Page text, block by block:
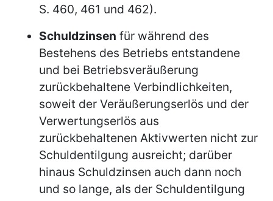
S. 460, 461 und 462).
Schuldzinsen für während des
Bestehens des Betriebs entstandene
und bei Betriebsveräußerung
zurückbehaltene Verbindlichkeiten,
soweit der Veräußerungserlös und der
Verwertungserlös aus
zurückbehaltenen Aktivwerten nicht zur
Schuldentilgung ausreicht; darüber
hinaus Schuldzinsen auch dann noch
und so lange, als der Schuldentilgung